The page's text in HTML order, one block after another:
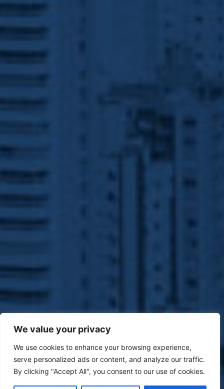
We value your privacy
We use cookies to enhance your browsing experience,
serve personalized ads or content, and analyze our traffic.
By clicking "Accept All", you consent to our use of cookies.